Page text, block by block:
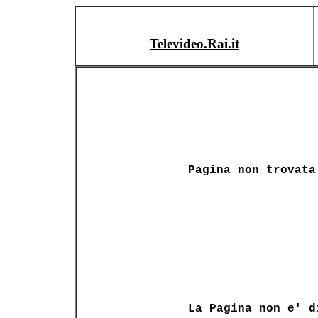
Televideo.Rai.it
Pagina non trovata
La Pagina non e'